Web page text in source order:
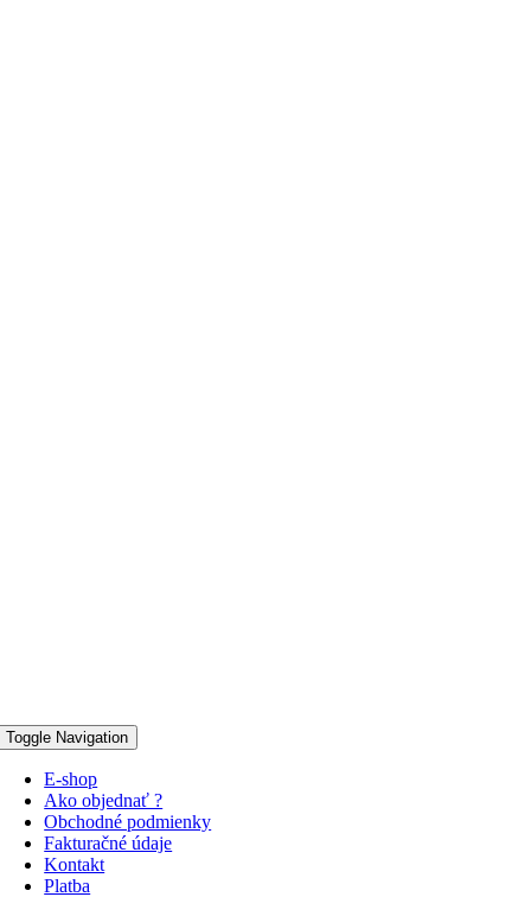
Toggle Navigation
E-shop
Ako objednať ?
Obchodné podmienky
Fakturačné údaje
Kontakt
Platba